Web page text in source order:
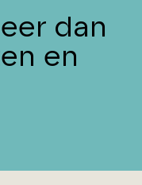
dan
en